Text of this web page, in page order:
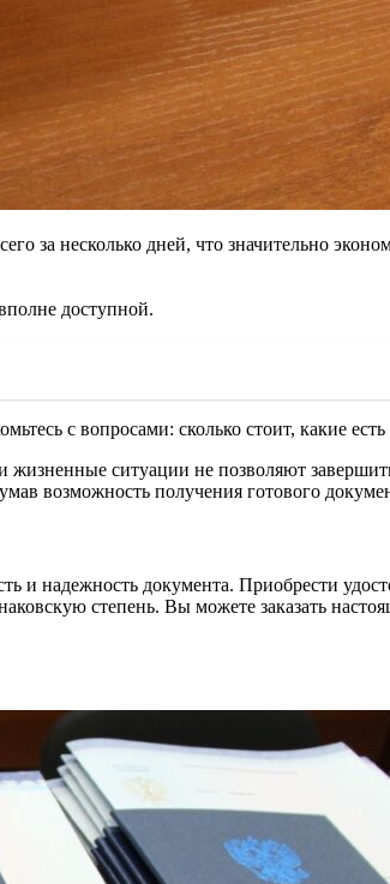
за несколько дней, что значительно
доступной.
с вопросами: сколько стоит, какие
ситуации не позволяют
возможность получения готового
и надежность документа. Приобрести
степень. Вы можете заказать